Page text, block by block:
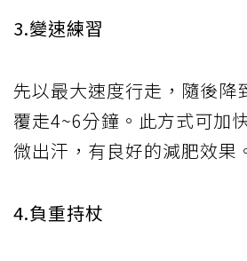
3.變速練習
先以最大速度行走，隨後降
覆走4~6分鐘。此方式可加
微出汗，有良好的減肥效果
4.負重持杖